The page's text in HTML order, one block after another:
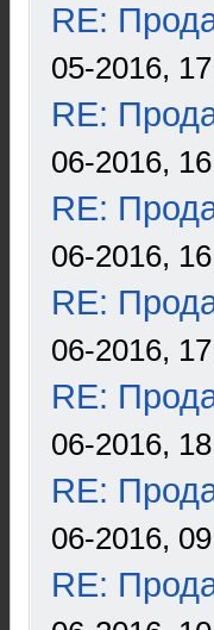
RE:
05-2016,
RE:
06-2016,
RE:
06-2016,
RE:
06-2016,
RE:
06-2016,
RE:
06-2016,
RE: